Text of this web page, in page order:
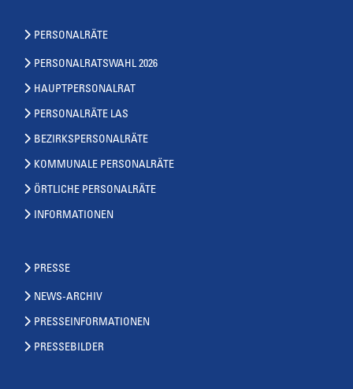
PERSONALRÄTE
PERSONALRATSWAHL 2026
HAUPTPERSONALRAT
PERSONALRÄTE LAS
BEZIRKSPERSONALRÄTE
KOMMUNALE PERSONALRÄTE
ÖRTLICHE PERSONALRÄTE
INFORMATIONEN
PRESSE
NEWS-ARCHIV
PRESSEINFORMATIONEN
PRESSEBILDER